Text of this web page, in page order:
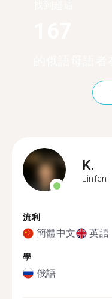
K.
Linfen
流利
簡體中文 英語
學
俄語